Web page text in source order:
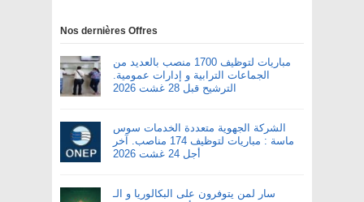
Nos dernières Offres
مباريات لتوظيف 1700 منصب بالعديد من
الجماعات الترابية و إدارات عمومية.
الترشيح قبل 28 غشت 2026
الشركة الجهوية متعددة الخدمات سوس
ماسة : مباريات لتوظيف 174 مناصب. آخر
أجل 24 غشت 2026
سار لمن يتوفرون على البكالوريا و الـ